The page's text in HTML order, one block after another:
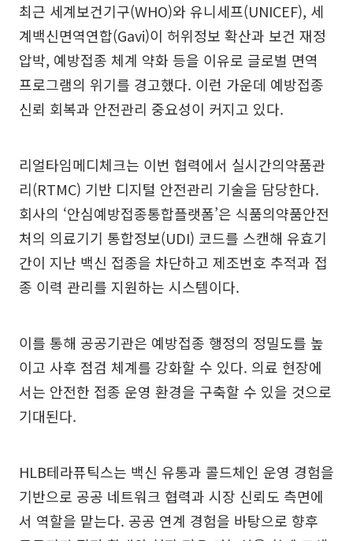
최근 세계보건기구(WHO)와 유니세프(UNICEF), 세
계백신면역연합(Gavi)이 허위정보 확산과 보건 재정
압박, 예방접종 체계 약화 등을 이유로 글로벌 면역
프로그램의 위기를 경고했다. 이런 가운데 예방접종
신뢰 회복과 안전관리 중요성이 커지고 있다.
리얼타임메디체크는 이번 협력에서 실시간의약품관
리(RTMC) 기반 디지털 안전관리 기술을 담당한다.
회사의 ‘안심예방접종통합플랫폼’은 식품의약품안전
처의 의료기기 통합정보(UDI) 코드를 스캔해 유효기
간이 지난 백신 접종을 차단하고 제조번호 추적과 접
종 이력 관리를 지원하는 시스템이다.
이를 통해 공공기관은 예방접종 행정의 정밀도를 높
이고 사후 점검 체계를 강화할 수 있다. 의료 현장에
서는 안전한 접종 운영 환경을 구축할 수 있을 것으로
기대된다.
HLB테라퓨틱스는 백신 유통과 콜드체인 운영 경험을
기반으로 공공 네트워크 협력과 시장 신뢰도 측면에
서 역할을 맡는다. 공공 연계 경험을 바탕으로 향후